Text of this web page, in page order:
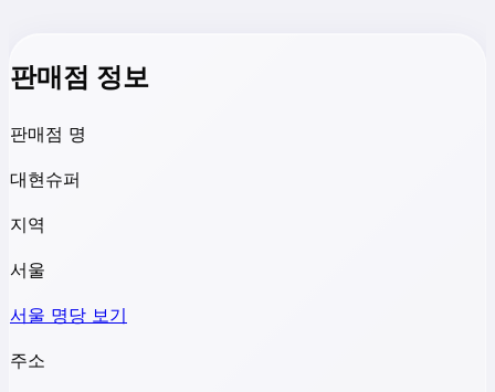
판매점 정보
판매점 명
대현슈퍼
지역
서울
서울 명당 보기
주소